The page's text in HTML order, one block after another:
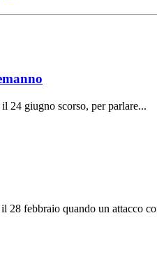
24 giugno scorso, per parlare...
28 febbraio quando un attacco